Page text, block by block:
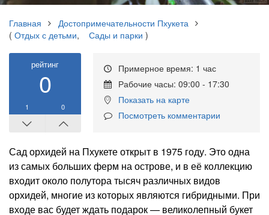
Главная
Достопримечательности Пхукета
( Отдых с детьми, Сады и парки )
рейтинг
0
1 0
Примерное время: 1 час
Рабочие часы: 09:00 - 17:30
Показать на карте
Посмотреть комментарии
Сад орхидей на Пхукете открыт в 1975 году. Это одна
из самых больших ферм на острове, и в её коллекцию
входит около полутора тысяч различных видов
орхидей, многие из которых являются гибридными. При
входе вас будет ждать подарок — великолепный букет